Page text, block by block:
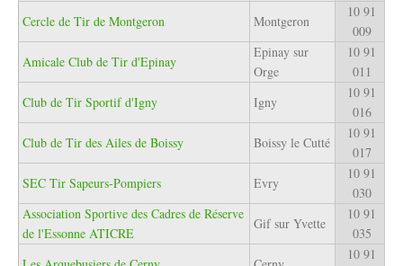
Cercle de Tir de Montgeron
Montgeron
10 91
009
Amicale Club de Tir d'Epinay
Epinay sur
Orge
10 91
011
Club de Tir Sportif d'Igny
Igny
10 91
016
Club de Tir des Ailes de Boissy
Boissy le Cutté
10 91
017
SEC Tir Sapeurs-Pompiers
Evry
10 91
030
Association Sportive des Cadres de Réserve
de l'Essonne ATICRE
Gif sur Yvette
10 91
035
10 91